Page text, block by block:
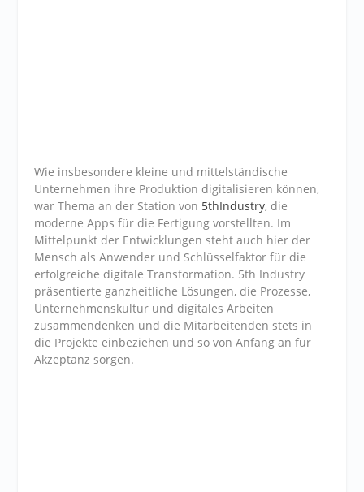
Wie insbesondere kleine und mittelständische
Unternehmen ihre Produktion digitalisieren können,
war Thema an der Station von 5thIndustry, die
moderne Apps für die Fertigung vorstellten. Im
Mittelpunkt der Entwicklungen steht auch hier der
Mensch als Anwender und Schlüsselfaktor für die
erfolgreiche digitale Transformation. 5th Industry
präsentierte ganzheitliche Lösungen, die Prozesse,
Unternehmenskultur und digitales Arbeiten
zusammendenken und die Mitarbeitenden stets in
die Projekte einbeziehen und so von Anfang an für
Akzeptanz sorgen.